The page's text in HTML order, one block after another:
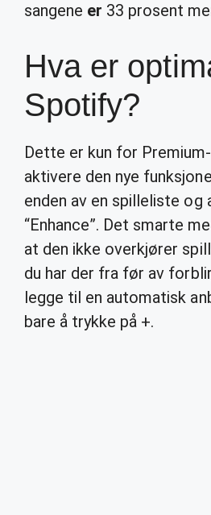
sangene er 33 prosent
Hva er
Spotify?
Dette er kun for
aktivere den nye
enden av en spilleliste og
“Enhance”. Det smarte
at den ikke overkjører
du har der fra før av
legge til en automatisk
bare å trykke på +.